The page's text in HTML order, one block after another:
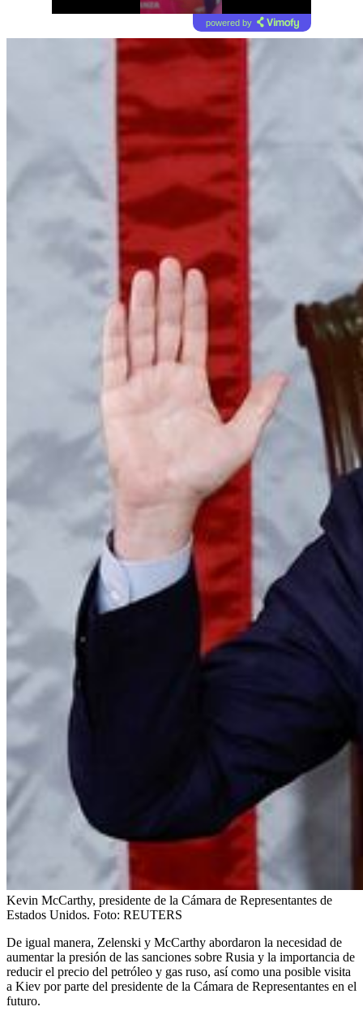
powered by
Kevin McCarthy, presidente de la Cámara de Representantes de
Estados Unidos. Foto: REUTERS
De igual manera, Zelenski y McCarthy abordaron la necesidad de
aumentar la presión de las sanciones sobre Rusia y la importancia de
reducir el precio del petróleo y gas ruso, así como una posible visita
a Kiev por parte del presidente de la Cámara de Representantes en el
futuro.